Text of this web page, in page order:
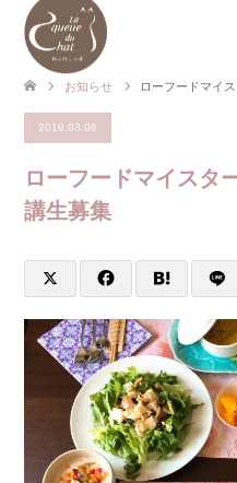
お知らせ ローフードマイ
2019.03.06
ローフードマイス
講生募集